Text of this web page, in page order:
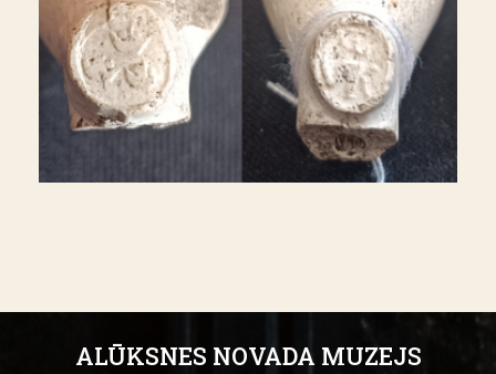
ALŪKSNES NOVADA MUZEJS